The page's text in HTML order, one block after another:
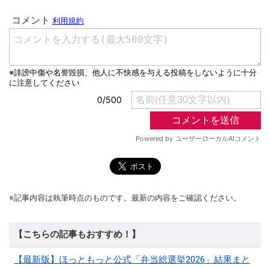
※記事内容は執筆時点のものです。最新の内容をご確認ください。
【こちらの記事もおすすめ！】
【最新版】ほっともっと公式「弁当総選挙2026」結果まと